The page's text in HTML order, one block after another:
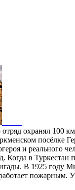
охранял 100
посёлке
и реального
Когда в
В 1925
работает